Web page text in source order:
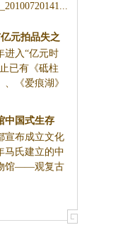
元拍品失之
进入“亿元时
已有《砥柱
《爱痕湖》
中国式生存
宣布成立文化
马氏建立的中
馆——观复古